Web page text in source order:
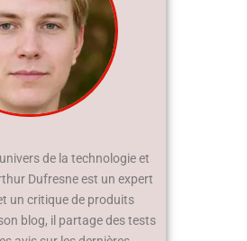
de la technologie et
Dufresne est un expert
un critique de produits
blog, il partage des tests